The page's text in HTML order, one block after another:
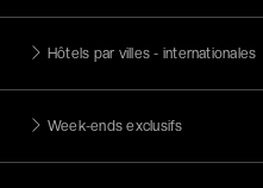
Hôtels par villes - internationales
Week-ends exclusifs